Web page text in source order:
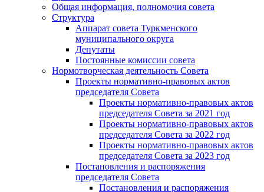
Общая информация, полномочия совета
Структура
Аппарат совета Туркменского
муниципального округа
Депутаты
Постоянные комиссии совета
Нормотворческая деятельность Совета
Проекты нормативно-правовых актов
председателя Cовета
Проекты нормативно-правовых актов
председателя Cовета за 2021 год
Проекты нормативно-правовых актов
председателя Cовета за 2022 год
Проекты нормативно-правовых актов
председателя Cовета за 2023 год
Постановления и распоряжения
председателя Cовета
Постановления и распоряжения